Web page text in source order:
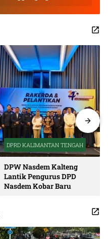
DPRD KALIMANTAN TENGAH
DPW Nasdem Kalteng
Lantik Pengurus DPD
Nasdem Kobar Baru